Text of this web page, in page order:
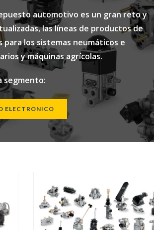
automotivo es un gran reto y
las líneas de productos de
los sistemas neumáticos e
y máquinas agrícolas.
segmento:
ELECTRONICO